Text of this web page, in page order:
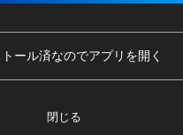
6 鮎釣り師 瀬田将太 28歳
ール済なのでアプリを開く
閉じる